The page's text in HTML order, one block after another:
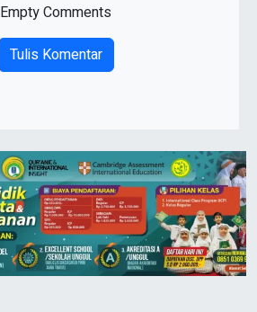
Empty Comments
Tulis Komentar